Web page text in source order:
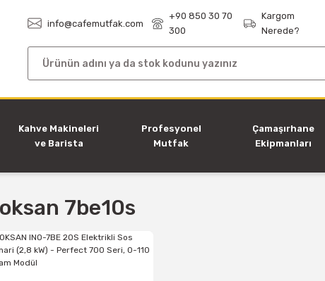
info@cafemutfak.com
+90 850 30 70
300
Kargom
Nerede?
Kahve Makineleri
ve Barista
Profesyonel
Mutfak
Çamaşırhane
Ekipmanları
7be10s